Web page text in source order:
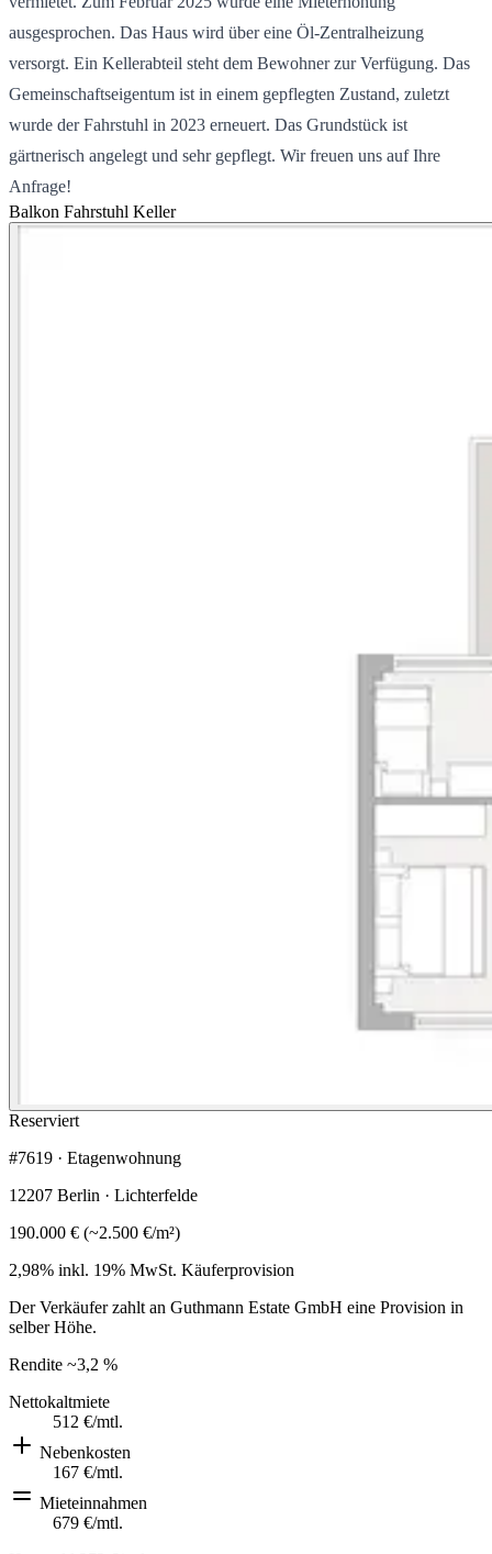
ausgesprochen. Das Haus wird über eine Öl-Zentralheizung
versorgt. Ein Kellerabteil steht dem Bewohner zur Verfügung. Das
Gemeinschaftseigentum ist in einem gepflegten Zustand, zuletzt
wurde der Fahrstuhl in 2023 erneuert. Das Grundstück ist
gärtnerisch angelegt und sehr gepflegt. Wir freuen uns auf Ihre
Anfrage!
Balkon Fahrstuhl Keller
Reserviert
#7619 · Etagenwohnung
12207 Berlin · Lichterfelde
190.000 € (~2.500 €/m²)
2,98% inkl. 19% MwSt. Käuferprovision
Der Verkäufer zahlt an Guthmann Estate GmbH eine Provision in
selber Höhe.
Rendite ~3,2 %
Nettokaltmiete
512 €/mtl.
Nebenkosten
167 €/mtl.
Mieteinnahmen
679 €/mtl.